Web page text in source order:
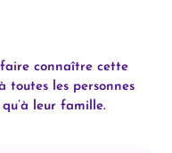
faire connaître cette
toutes les personnes
leur famille.